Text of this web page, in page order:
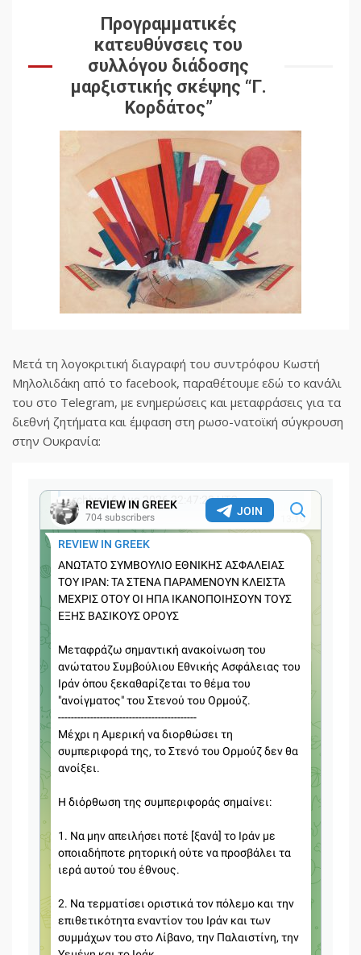
Προγραμματικές
κατευθύνσεις του
συλλόγου διάδοσης
μαρξιστικής σκέψης “Γ.
Κορδάτος”
Μετά τη λογοκριτική διαγραφή του συντρόφου Κωστή
Μηλολιδάκη από το facebook, παραθέτουμε εδώ το κανάλι
του στο Telegram, με ενημερώσεις και μεταφράσεις για τα
διεθνή ζητήματα και έμφαση στη ρωσο-νατοϊκή σύγκρουση
στην Ουκρανία: